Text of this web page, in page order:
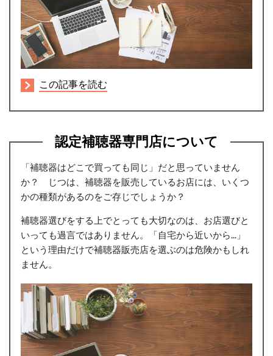
この記事を読む
認定補聴器専門店について
「補聴器はどこで買っても同じ」だと思っていません
か？ じつは、 補聴器を販売しているお店には、いくつ
かの種類があるのをご存じでしょうか？
補聴器選びをする上でとっても大切なのは、お店選びと
いっても過言ではありません。「自宅から近いから...」
という理由だけで補聴器販売店を選ぶのは危険かもしれ
ません。